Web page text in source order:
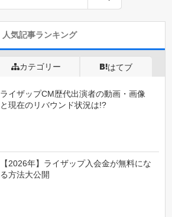
人気記事ランキング
カテゴリー はてブ
ライザップCM歴代出演者の動画・画像
と現在のリバウンド状況は!?
【2026年】ライザップ入会金が無料にな
る方法大公開